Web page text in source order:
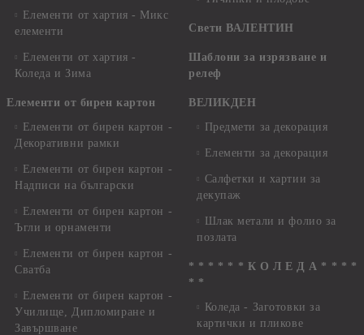
Елементи от хартия - Микс
елементи
Елементи от хартия -
Коледа и Зима
Елементи от бирен картон
Елементи от бирен картон -
Декоративни рамки
Елементи от бирен картон -
Надписи на български
Елементи от бирен картон -
Ъгли и орнаменти
Елементи от бирен картон -
Сватба
Елементи от бирен картон -
Училище, Дипломиране и
Завършване
Свети ВАЛЕНТИН
Шаблони за изрязване и
релеф
ВЕЛИКДЕН
Предмети за декорация
Елементи за декорация
Салфетки и хартии за
декупаж
Шлак метали и фолио за
позлата
* * * * * * К О Л Е Д А * * * *
* *
Коледа - Заготовки за
картички и пликове